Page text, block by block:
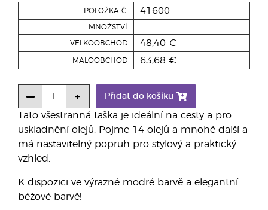
Tato všestranná taška je ideální na cesty a pro
uskladnění olejů. Pojme 14 olejů a mnohé další a
má nastavitelný popruh pro stylový a praktický
vzhled.
K dispozici ve výrazné modré barvě a elegantní
béžové barvě!
POLOŽKA Č. 41600
MNOŽSTVÍ
VELKOOBCHOD 48,40 €
MALOOBCHOD 63,68 €
Přidat do košíku